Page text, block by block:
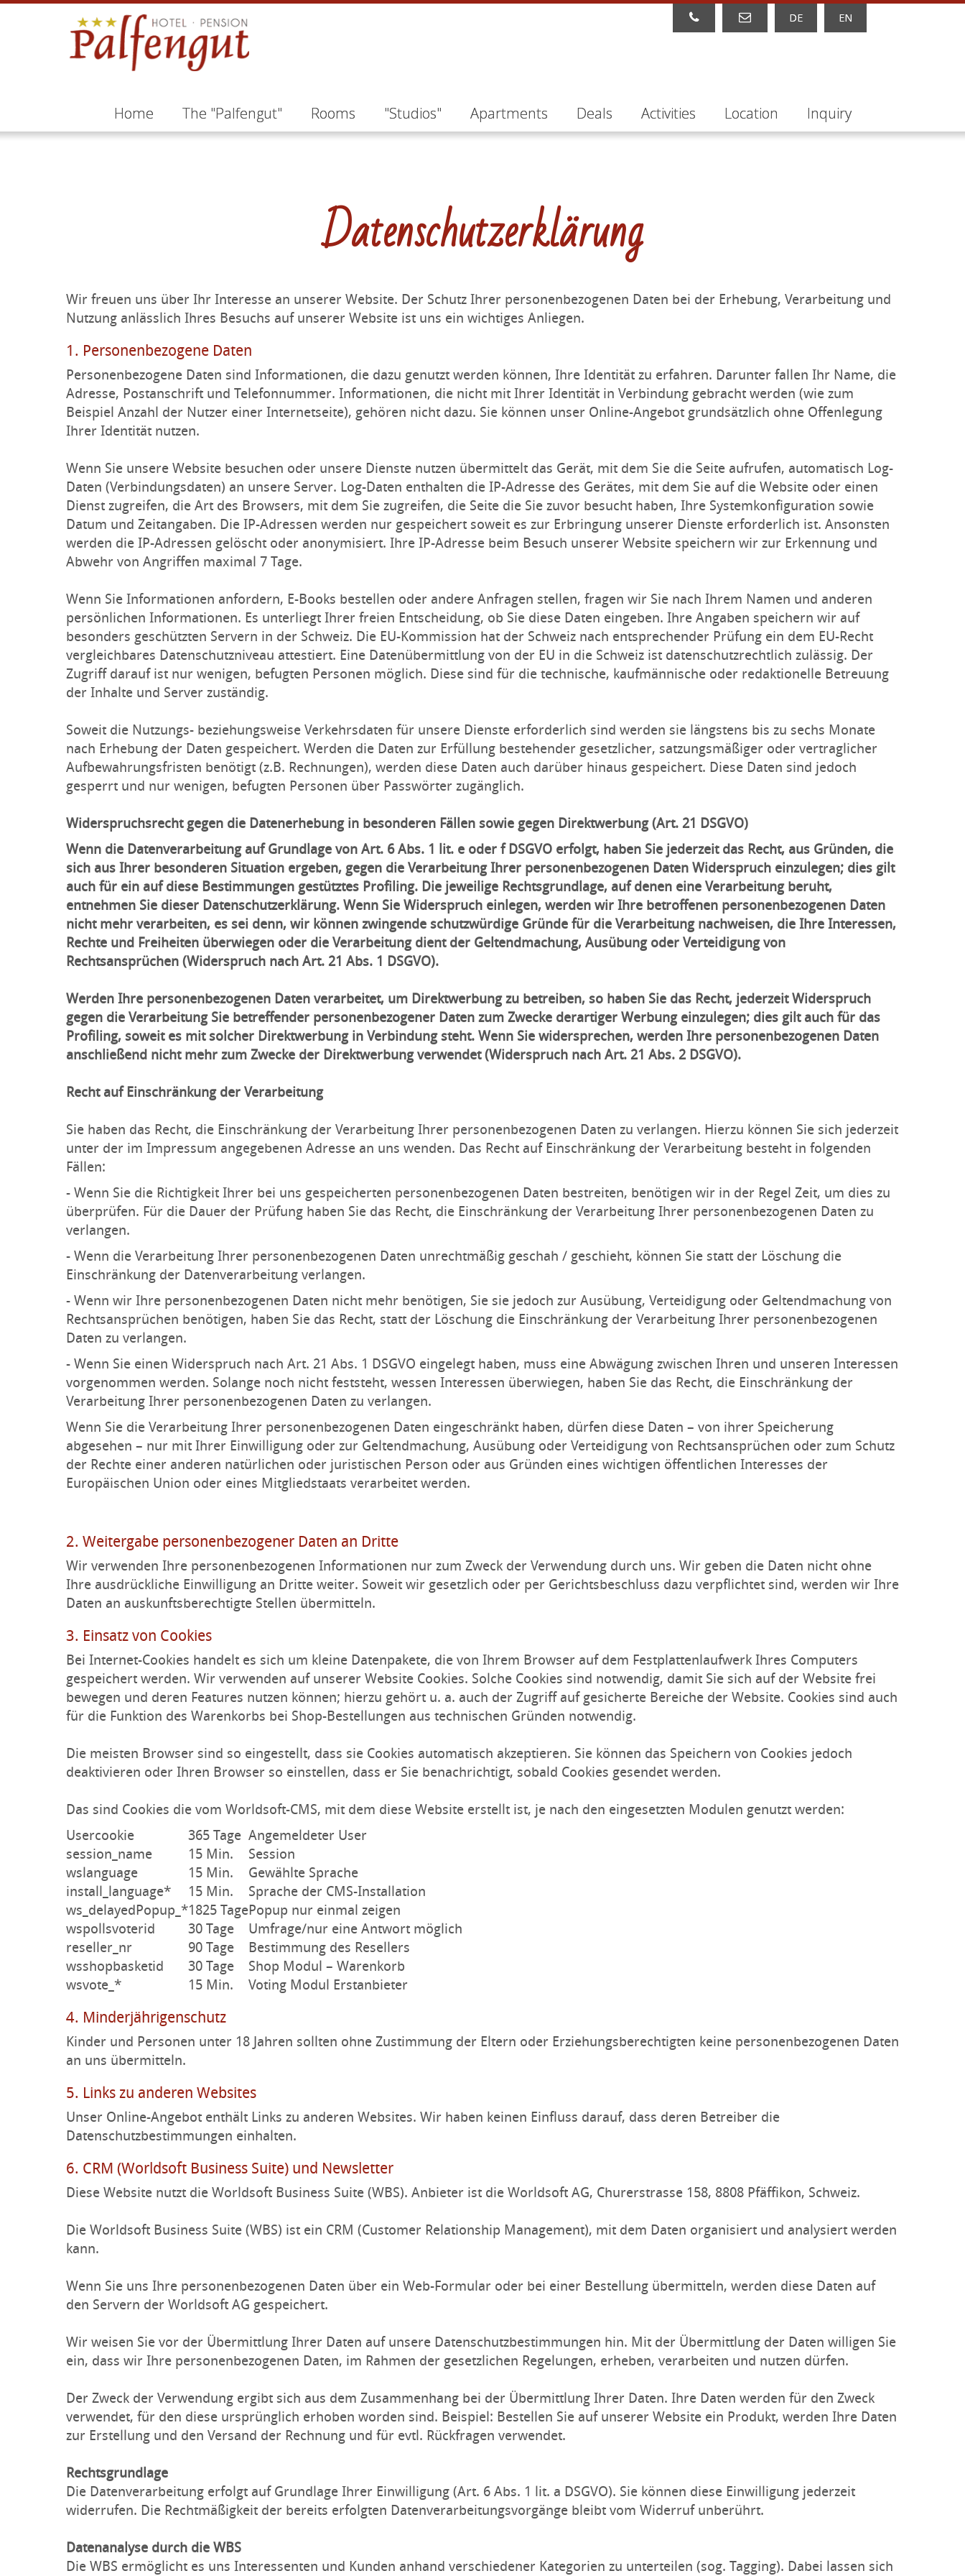
DE EN
Home The "Palfengut" Rooms "Studios" Apartments Deals Activities Location Inquiry
Datenschutzerklärung
Wir freuen uns über Ihr Interesse an unserer Website. Der Schutz Ihrer personenbezogenen Daten bei der Erhebung, Verarbeitung und
Nutzung anlässlich Ihres Besuchs auf unserer Website ist uns ein wichtiges Anliegen.
1. Personenbezogene Daten
Personenbezogene Daten sind Informationen, die dazu genutzt werden können, Ihre Identität zu erfahren. Darunter fallen Ihr Name, die
Adresse, Postanschrift und Telefonnummer. Informationen, die nicht mit Ihrer Identität in Verbindung gebracht werden (wie zum
Beispiel Anzahl der Nutzer einer Internetseite), gehören nicht dazu. Sie können unser Online-Angebot grundsätzlich ohne Offenlegung
Ihrer Identität nutzen.
Wenn Sie unsere Website besuchen oder unsere Dienste nutzen übermittelt das Gerät, mit dem Sie die Seite aufrufen, automatisch Log-
Daten (Verbindungsdaten) an unsere Server. Log-Daten enthalten die IP-Adresse des Gerätes, mit dem Sie auf die Website oder einen
Dienst zugreifen, die Art des Browsers, mit dem Sie zugreifen, die Seite die Sie zuvor besucht haben, Ihre Systemkonfiguration sowie
Datum und Zeitangaben. Die IP-Adressen werden nur gespeichert soweit es zur Erbringung unserer Dienste erforderlich ist. Ansonsten
werden die IP-Adressen gelöscht oder anonymisiert. Ihre IP-Adresse beim Besuch unserer Website speichern wir zur Erkennung und
Abwehr von Angriffen maximal 7 Tage.
Wenn Sie Informationen anfordern, E-Books bestellen oder andere Anfragen stellen, fragen wir Sie nach Ihrem Namen und anderen
persönlichen Informationen. Es unterliegt Ihrer freien Entscheidung, ob Sie diese Daten eingeben. Ihre Angaben speichern wir auf
besonders geschützten Servern in der Schweiz. Die EU-Kommission hat der Schweiz nach entsprechender Prüfung ein dem EU-Recht
vergleichbares Datenschutzniveau attestiert. Eine Datenübermittlung von der EU in die Schweiz ist datenschutzrechtlich zulässig. Der
Zugriff darauf ist nur wenigen, befugten Personen möglich. Diese sind für die technische, kaufmännische oder redaktionelle Betreuung
der Inhalte und Server zuständig.
Soweit die Nutzungs- beziehungsweise Verkehrsdaten für unsere Dienste erforderlich sind werden sie längstens bis zu sechs Monate
nach Erhebung der Daten gespeichert. Werden die Daten zur Erfüllung bestehender gesetzlicher, satzungsmäßiger oder vertraglicher
Aufbewahrungsfristen benötigt (z.B. Rechnungen), werden diese Daten auch darüber hinaus gespeichert. Diese Daten sind jedoch
gesperrt und nur wenigen, befugten Personen über Passwörter zugänglich.
Widerspruchsrecht gegen die Datenerhebung in besonderen Fällen sowie gegen Direktwerbung (Art. 21 DSGVO)
Wenn die Datenverarbeitung auf Grundlage von Art. 6 Abs. 1 lit. e oder f DSGVO erfolgt, haben Sie jederzeit das Recht, aus Gründen, die
sich aus Ihrer besonderen Situation ergeben, gegen die Verarbeitung Ihrer personenbezogenen Daten Widerspruch einzulegen; dies gilt
auch für ein auf diese Bestimmungen gestütztes Profiling. Die jeweilige Rechtsgrundlage, auf denen eine Verarbeitung beruht,
entnehmen Sie dieser Datenschutzerklärung. Wenn Sie Widerspruch einlegen, werden wir Ihre betroffenen personenbezogenen Daten
nicht mehr verarbeiten, es sei denn, wir können zwingende schutzwürdige Gründe für die Verarbeitung nachweisen, die Ihre Interessen,
Rechte und Freiheiten überwiegen oder die Verarbeitung dient der Geltendmachung, Ausübung oder Verteidigung von
Rechtsansprüchen (Widerspruch nach Art. 21 Abs. 1 DSGVO).
Werden Ihre personenbezogenen Daten verarbeitet, um Direktwerbung zu betreiben, so haben Sie das Recht, jederzeit Widerspruch
gegen die Verarbeitung Sie betreffender personenbezogener Daten zum Zwecke derartiger Werbung einzulegen; dies gilt auch für das
Profiling, soweit es mit solcher Direktwerbung in Verbindung steht. Wenn Sie widersprechen, werden Ihre personenbezogenen Daten
anschließend nicht mehr zum Zwecke der Direktwerbung verwendet (Widerspruch nach Art. 21 Abs. 2 DSGVO).
Recht auf Einschränkung der Verarbeitung
Sie haben das Recht, die Einschränkung der Verarbeitung Ihrer personenbezogenen Daten zu verlangen. Hierzu können Sie sich jederzeit
unter der im Impressum angegebenen Adresse an uns wenden. Das Recht auf Einschränkung der Verarbeitung besteht in folgenden
Fällen:
- Wenn Sie die Richtigkeit Ihrer bei uns gespeicherten personenbezogenen Daten bestreiten, benötigen wir in der Regel Zeit, um dies zu
überprüfen. Für die Dauer der Prüfung haben Sie das Recht, die Einschränkung der Verarbeitung Ihrer personenbezogenen Daten zu
verlangen.
- Wenn die Verarbeitung Ihrer personenbezogenen Daten unrechtmäßig geschah / geschieht, können Sie statt der Löschung die
Einschränkung der Datenverarbeitung verlangen.
- Wenn wir Ihre personenbezogenen Daten nicht mehr benötigen, Sie sie jedoch zur Ausübung, Verteidigung oder Geltendmachung von
Rechtsansprüchen benötigen, haben Sie das Recht, statt der Löschung die Einschränkung der Verarbeitung Ihrer personenbezogenen
Daten zu verlangen.
- Wenn Sie einen Widerspruch nach Art. 21 Abs. 1 DSGVO eingelegt haben, muss eine Abwägung zwischen Ihren und unseren Interessen
vorgenommen werden. Solange noch nicht feststeht, wessen Interessen überwiegen, haben Sie das Recht, die Einschränkung der
Verarbeitung Ihrer personenbezogenen Daten zu verlangen.
Wenn Sie die Verarbeitung Ihrer personenbezogenen Daten eingeschränkt haben, dürfen diese Daten – von ihrer Speicherung
abgesehen – nur mit Ihrer Einwilligung oder zur Geltendmachung, Ausübung oder Verteidigung von Rechtsansprüchen oder zum Schutz
der Rechte einer anderen natürlichen oder juristischen Person oder aus Gründen eines wichtigen öffentlichen Interesses der
Europäischen Union oder eines Mitgliedstaats verarbeitet werden.
2. Weitergabe personenbezogener Daten an Dritte
Wir verwenden Ihre personenbezogenen Informationen nur zum Zweck der Verwendung durch uns. Wir geben die Daten nicht ohne
Ihre ausdrückliche Einwilligung an Dritte weiter. Soweit wir gesetzlich oder per Gerichtsbeschluss dazu verpflichtet sind, werden wir Ihre
Daten an auskunftsberechtigte Stellen übermitteln.
3. Einsatz von Cookies
Bei Internet-Cookies handelt es sich um kleine Datenpakete, die von Ihrem Browser auf dem Festplattenlaufwerk Ihres Computers
gespeichert werden. Wir verwenden auf unserer Website Cookies. Solche Cookies sind notwendig, damit Sie sich auf der Website frei
bewegen und deren Features nutzen können; hierzu gehört u. a. auch der Zugriff auf gesicherte Bereiche der Website. Cookies sind auch
für die Funktion des Warenkorbs bei Shop-Bestellungen aus technischen Gründen notwendig.
Die meisten Browser sind so eingestellt, dass sie Cookies automatisch akzeptieren. Sie können das Speichern von Cookies jedoch
deaktivieren oder Ihren Browser so einstellen, dass er Sie benachrichtigt, sobald Cookies gesendet werden.
Das sind Cookies die vom Worldsoft-CMS, mit dem diese Website erstellt ist, je nach den eingesetzten Modulen genutzt werden:
Usercookie
365 Tage Angemeldeter User
session_name
15 Min.
Session
wslanguage
15 Min.
Gewählte Sprache
install_language*
15 Min.
Sprache der CMS-Installation
ws_delayedPopup_*1825 TagePopup nur einmal zeigen
wspollsvoterid
30 Tage
Umfrage/nur eine Antwort möglich
reseller_nr
90 Tage
Bestimmung des Resellers
wsshopbasketid
30 Tage
Shop Modul – Warenkorb
wsvote_*
15 Min. Voting Modul Erstanbieter
4. Minderjährigenschutz
Kinder und Personen unter 18 Jahren sollten ohne Zustimmung der Eltern oder Erziehungsberechtigten keine personenbezogenen Daten
an uns übermitteln.
5. Links zu anderen Websites
Unser Online-Angebot enthält Links zu anderen Websites. Wir haben keinen Einfluss darauf, dass deren Betreiber die
Datenschutzbestimmungen einhalten.
6. CRM (Worldsoft Business Suite) und Newsletter
Diese Website nutzt die Worldsoft Business Suite (WBS). Anbieter ist die Worldsoft AG, Churerstrasse 158, 8808 Pfäffikon, Schweiz.
Die Worldsoft Business Suite (WBS) ist ein CRM (Customer Relationship Management), mit dem Daten organisiert und analysiert werden
kann.
Wenn Sie uns Ihre personenbezogenen Daten über ein Web-Formular oder bei einer Bestellung übermitteln, werden diese Daten auf
den Servern der Worldsoft AG gespeichert.
Wir weisen Sie vor der Übermittlung Ihrer Daten auf unsere Datenschutzbestimmungen hin. Mit der Übermittlung der Daten willigen Sie
ein, dass wir Ihre personenbezogenen Daten, im Rahmen der gesetzlichen Regelungen, erheben, verarbeiten und nutzen dürfen.
Der Zweck der Verwendung ergibt sich aus dem Zusammenhang bei der Übermittlung Ihrer Daten. Ihre Daten werden für den Zweck
verwendet, für den diese ursprünglich erhoben worden sind. Beispiel: Bestellen Sie auf unserer Website ein Produkt, werden Ihre Daten
zur Erstellung und den Versand der Rechnung und für evtl. Rückfragen verwendet.
Rechtsgrundlage
Die Datenverarbeitung erfolgt auf Grundlage Ihrer Einwilligung (Art. 6 Abs. 1 lit. a DSGVO). Sie können diese Einwilligung jederzeit
widerrufen. Die Rechtmäßigkeit der bereits erfolgten Datenverarbeitungsvorgänge bleibt vom Widerruf unberührt.
Datenanalyse durch die WBS
Die WBS ermöglicht es uns Interessenten und Kunden anhand verschiedener Kategorien zu unterteilen (sog. Tagging). Dabei lassen sich